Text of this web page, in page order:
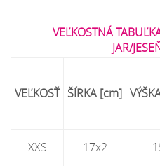
VEĽKOSTNÁ
JAR/
VEĽKOSŤ ŠÍRKA [cm]
XXS 17x2